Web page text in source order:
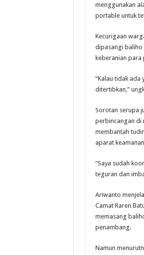
menggunakan
portable untuk
Kecurigaan
dipasangi baliho
keberanian para
“Kalau tidak
ditertibkan,”
Sorotan serupa
perbincangan di
membantah
aparat
“Saya sudah
teguran dan
Ariwanto
Camat Raren
memasang
penambang.
Namun